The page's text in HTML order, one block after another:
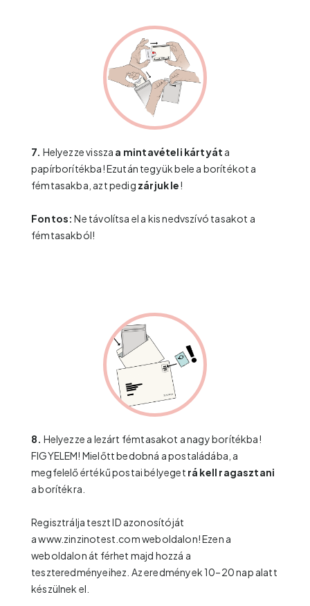
7. Helyezze vissza a mintavételi kártyát a
papírborítékba! Ezután tegyük bele a borítékot a
fémtasakba, azt pedig zárjuk le!
Fontos: Ne távolítsa el a kis nedvszívó tasakot a
fémtasakból!
8. Helyezze a lezárt fémtasakot a nagy borítékba!
FIGYELEM! Mielőtt bedobná a postaládába, a
megfelelő értékű postai bélyeget rá kell ragasztani
a borítékra.
Regisztrálja teszt ID azonosítóját
awww.zinzinotest.comweboldalon! Ezen a
weboldalon át férhet majd hozzá a
teszteredményeihez. Az eredmények 10–20 nap alatt
készülnek el.